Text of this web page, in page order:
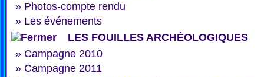
» Photos-compte rendu
» Les événements
LES FOUILLES ARCHÉOLOGIQUES
» Campagne 2010
» Campagne 2011